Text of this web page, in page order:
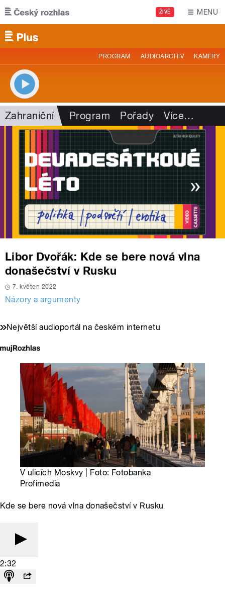
Přejít k hlavnímu obsahu
ŽIVĚ MENU
PROGRAM AUDIOARCHIV KAMERY
Zahraniční Program Pořady Více…
Libor Dvořák: Kde se bere nová vlna
donašečství v Rusku
7. květen 2022
Názory a argumenty
Největší audioportál na českém internetu
V ulicích Moskvy | Foto: Fotobanka
Profimedia
Kde se bere nová vlna donašečství v Rusku
2:32